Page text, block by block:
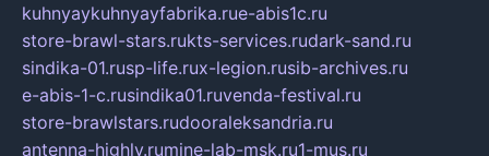
kuhnyaykuhnyayfabrika.rue-abis1c.ru
store-brawl-stars.rukts-services.rudark-sand.ru
sindika-01.rusp-life.rux-legion.rusib-archives.ru
e-abis-1-c.rusindika01.ruvenda-festival.ru
store-brawlstars.rudooraleksandria.ru
antenna-highly.rumine-lab-msk.ru1-mus.ru